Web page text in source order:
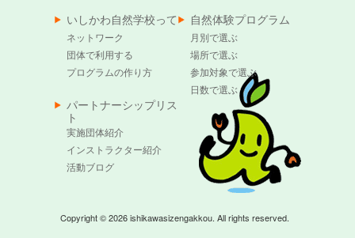
いしかわ自然学校って
ネットワーク
団体で利用する
プログラムの作り方
自然体験プログラム
月別で選ぶ
場所で選ぶ
参加対象で選ぶ
日数で選ぶ
パートナーシップリス
ト
実施団体紹介
インストラクター紹介
活動ブログ
Copyright © 2026 ishikawasizengakkou. All rights reserved.